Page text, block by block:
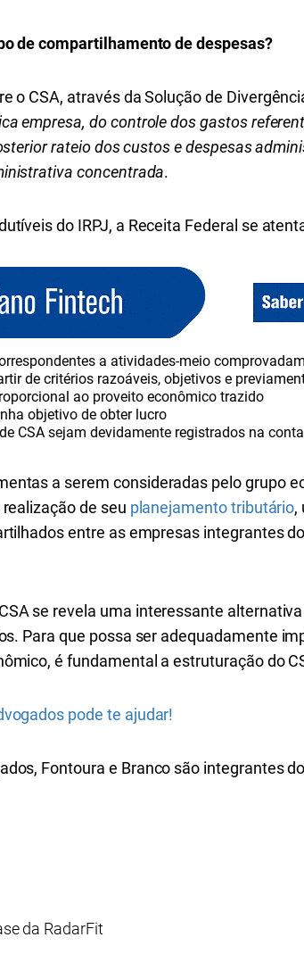
de compartilhamento de despesas?
o CSA, através daSolução de
empresa, do controle dos gastos
rateio dos custos e despesas
concentrada.
do IRPJ, a Receita Federal se
a atividades-meio
de critérios razoáveis, objetivos e
ao proveito econômico trazido
objetivo de obter lucro
CSA sejam devidamente registrados na
a serem consideradas pelo grupo
de seu planejamento tributário,
entre as empresas integrantes
se revela uma interessante
Para que possa ser adequadamente
é fundamental a estruturação do
pode te ajudar!
Fontoura e Branco são integrantes
da RadarFit